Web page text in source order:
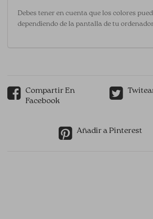
Debes tener en cuenta que los colores
dependiendo de la pantalla de tu
Compartir En
Facebook
Añadir a Pinterest